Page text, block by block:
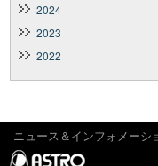
2024
2023
2022
ニュース＆インフォメーシ